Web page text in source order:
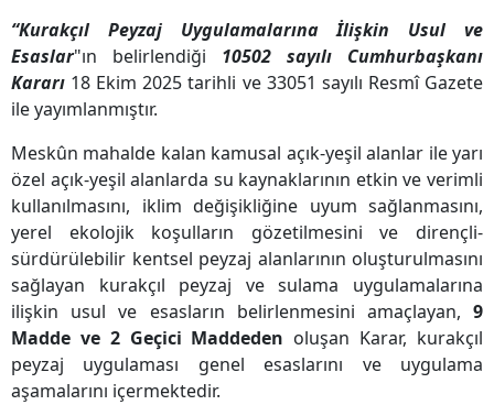
“Kurakçıl Peyzaj Uygulamalarına İlişkin Usul ve
Esaslar"ın belirlendiği 10502 sayılı Cumhurbaşkanı
Kararı 18 Ekim 2025 tarihli ve 33051 sayılı Resmî Gazete
ile yayımlanmıştır.
Meskûn mahalde kalan kamusal açık-yeşil alanlar ile yarı
özel açık-yeşil alanlarda su kaynaklarının etkin ve verimli
kullanılmasını, iklim değişikliğine uyum sağlanmasını,
yerel ekolojik koşulların gözetilmesini ve dirençli-
sürdürülebilir kentsel peyzaj alanlarının oluşturulmasını
sağlayan kurakçıl peyzaj ve sulama uygulamalarına
ilişkin usul ve esasların belirlenmesini amaçlayan, 9
Madde ve 2 Geçici Maddeden oluşan Karar, kurakçıl
peyzaj uygulaması genel esaslarını ve uygulama
aşamalarını içermektedir.